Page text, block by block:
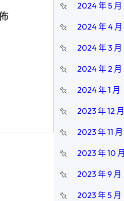
2024 年 5 月
2024 年 4 月
2024 年 3 月
2024 年 2 月
2024 年 1 月
2023 年 12 月
2023 年 11 月
2023 年 10 月
2023 年 9 月
2023 年 5 月